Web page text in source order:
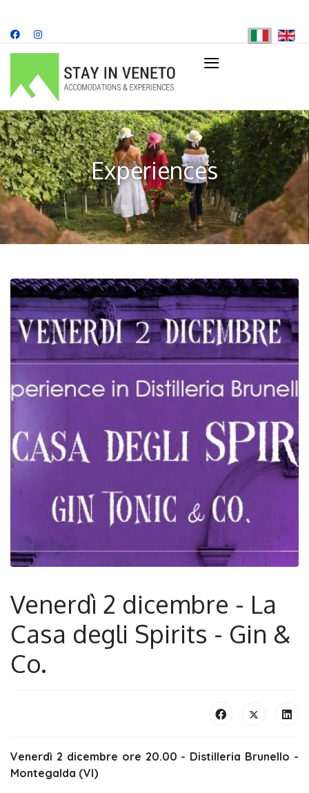
≡
Experiences
Venerdì 2 dicembre - La
Casa degli Spirits - Gin &
Co.
Venerdì 2 dicembre ore 20.00 - Distilleria Brunello -
Montegalda (VI)